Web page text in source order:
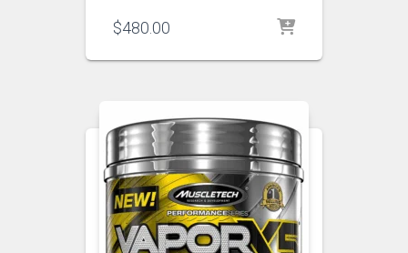
$480.00